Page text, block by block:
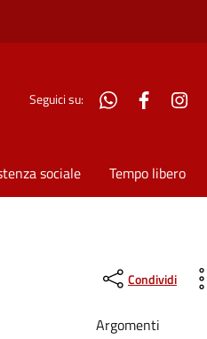
Seguici su: WhatsAppFacebook
sociale Tempo libero
Condividi
Argomenti